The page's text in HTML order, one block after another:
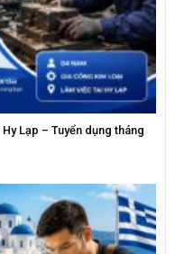
Lạp – Tuyển dụng tháng